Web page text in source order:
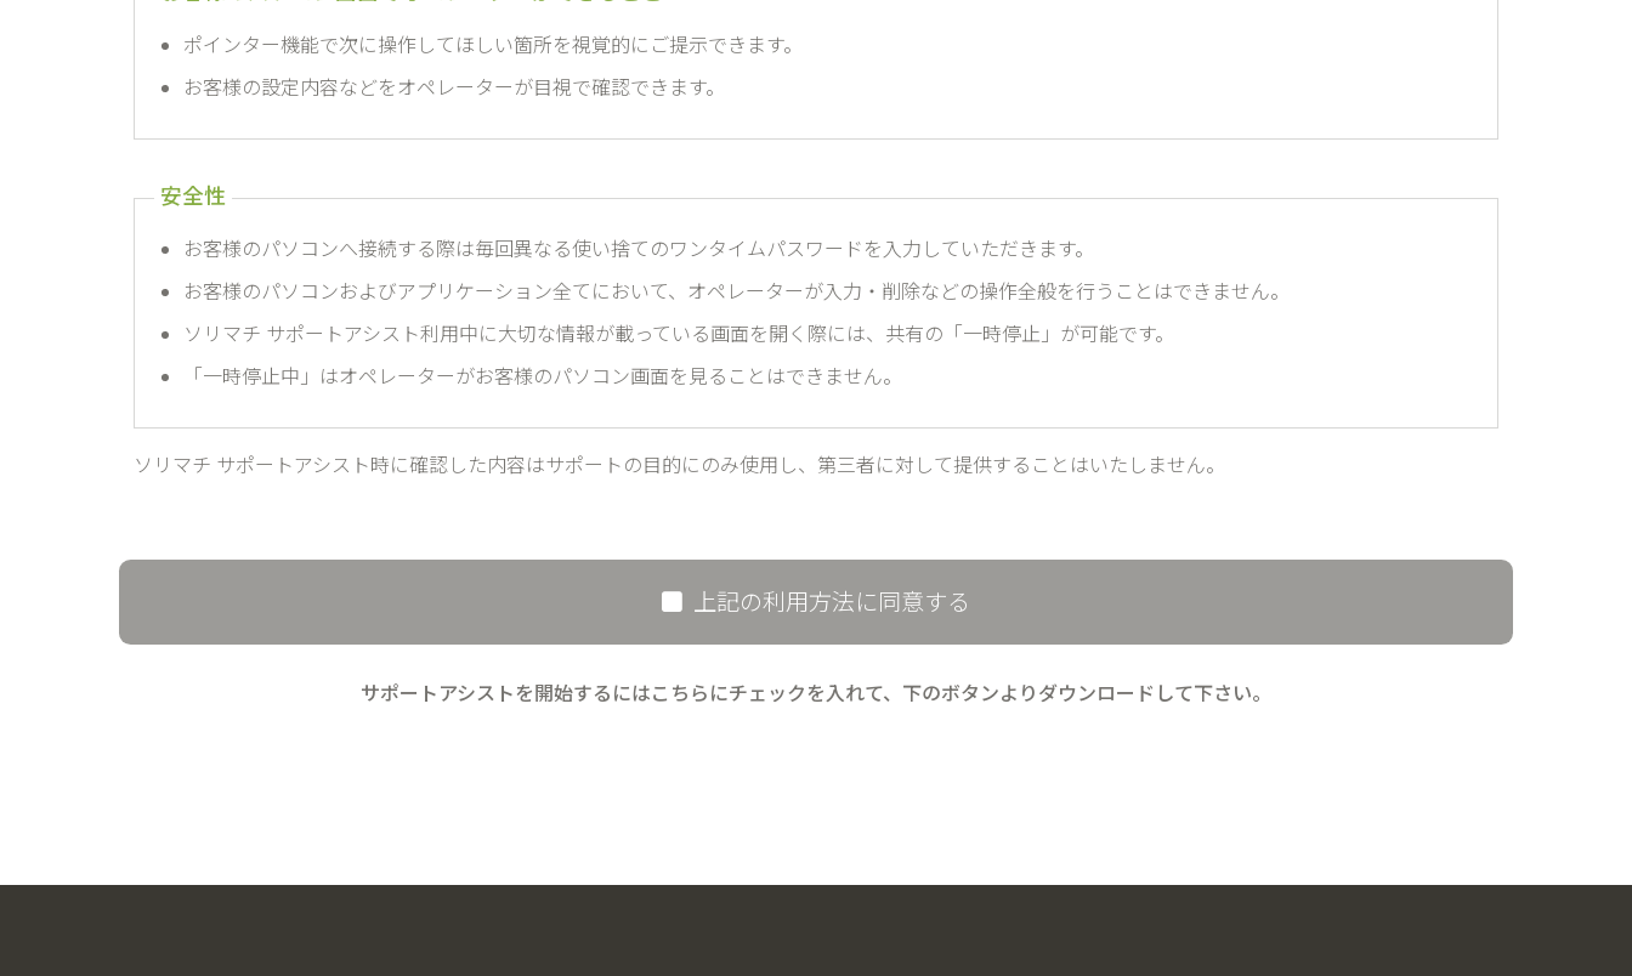
ポインター機能で次に操作してほしい箇所を視覚的にご提示できます。
お客様の設定内容などをオペレーターが目視で確認できます。
お客様のパソコンへ接続する際は毎回異なる使い捨てのワンタイムパスワードを入力していただきます。
お客様のパソコンおよびアプリケーション全てにおいて、オペレーターが入力・削除などの操作全般を行うことはできません。
ソリマチ サポートアシスト利用中に大切な情報が載っている画面を開く際には、共有の「一時停止」が可能です。
「一時停止中」はオペレーターがお客様のパソコン画面を見ることはできません。
ソリマチ サポートアシスト時に確認した内容はサポートの目的にのみ使用し、第三者に対して提供することはいたしません。
上記の利用方法に同意する
サポートアシストを開始するにはこちらにチェックを入れて、下のボタンよりダウンロードして下さい。